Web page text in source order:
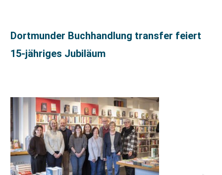
Dortmunder Buchhandlung transfer feiert
15-jähriges Jubiläum